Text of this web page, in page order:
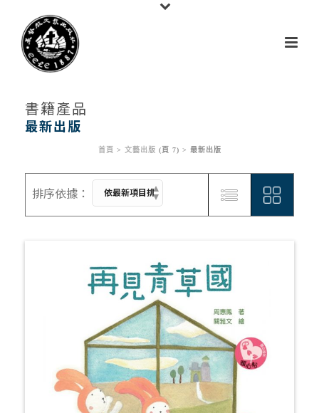
書籍產品
首頁 > 文藝出版 (頁 7) > 最新出版
最新出版